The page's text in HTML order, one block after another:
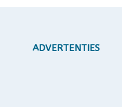
ADVERTENTIES